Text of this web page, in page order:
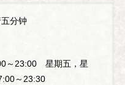
分钟
～23:00 星期五，星
～23:30